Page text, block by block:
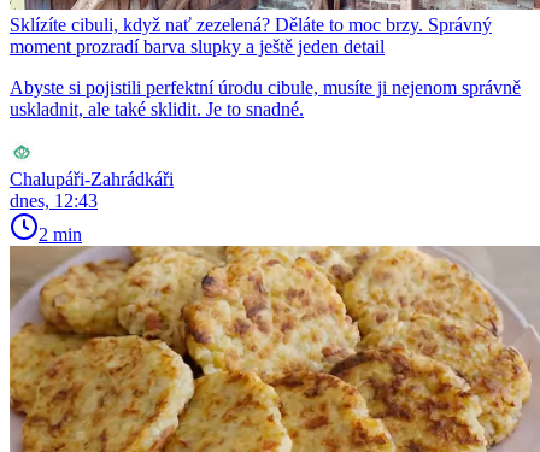
Sklízíte cibuli, když nať zezelená? Děláte to moc brzy. Správný
moment prozradí barva slupky a ještě jeden detail
Abyste si pojistili perfektní úrodu cibule, musíte ji nejenom správně
uskladnit, ale také sklidit. Je to snadné.
Chalupáři-Zahrádkáři
dnes, 12:43
2 min